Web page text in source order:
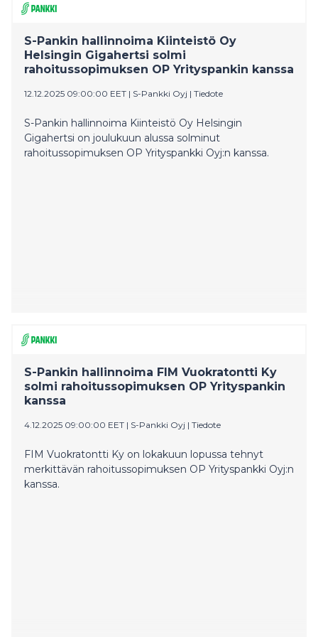
S-Pankin hallinnoima Kiinteistö Oy
Helsingin Gigahertsi solmi
rahoitussopimuksen OP Yrityspankin kanssa
12.12.2025 09:00:00 EET | S-Pankki Oyj | Tiedote
S-Pankin hallinnoima Kiinteistö Oy Helsingin
Gigahertsi on joulukuun alussa solminut
rahoitussopimuksen OP Yrityspankki Oyj:n kanssa.
S-Pankin hallinnoima FIM Vuokratontti Ky
solmi rahoitussopimuksen OP Yrityspankin
kanssa
4.12.2025 09:00:00 EET | S-Pankki Oyj | Tiedote
FIM Vuokratontti Ky on lokakuun lopussa tehnyt
merkittävän rahoitussopimuksen OP Yrityspankki Oyj:n
kanssa.